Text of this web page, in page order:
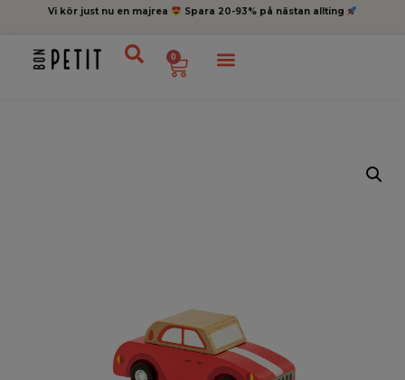
Vi kör just nu en majrea Spara 20-93% på nästan allting
0